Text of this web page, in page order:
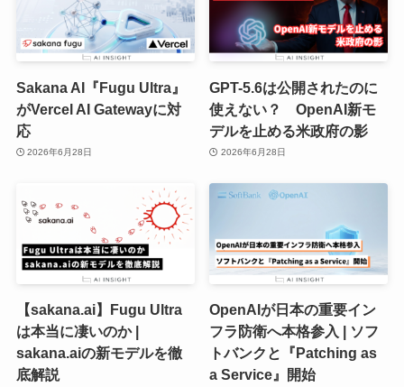
Sakana AI『Fugu Ultra』
がVercel AI Gatewayに対
応
2026年6月28日
GPT-5.6は公開されたのに
使えない？ OpenAI新モ
デルを止める米政府の影
2026年6月28日
【sakana.ai】Fugu Ultra
は本当に凄いのか |
sakana.aiの新モデルを徹
底解説
OpenAIが日本の重要イン
フラ防衛へ本格参入 | ソフ
トバンクと『Patching as
a Service』開始